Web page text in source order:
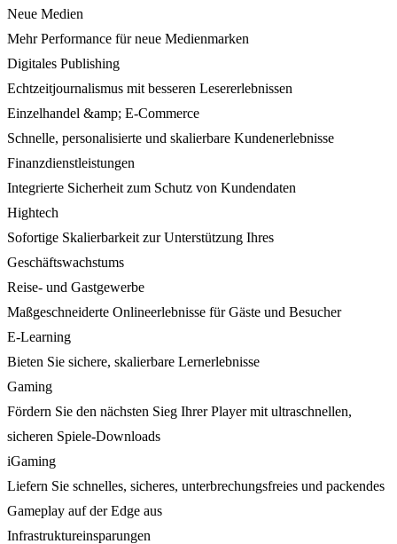
Neue Medien
Mehr Performance für neue Medienmarken
Digitales Publishing
Echtzeitjournalismus mit besseren Lesererlebnissen
Einzelhandel &amp; E-Commerce
Schnelle, personalisierte und skalierbare Kundenerlebnisse
Finanzdienstleistungen
Integrierte Sicherheit zum Schutz von Kundendaten
Hightech
Sofortige Skalierbarkeit zur Unterstützung Ihres
Geschäftswachstums
Reise- und Gastgewerbe
Maßgeschneiderte Onlineerlebnisse für Gäste und Besucher
E-Learning
Bieten Sie sichere, skalierbare Lernerlebnisse
Gaming
Fördern Sie den nächsten Sieg Ihrer Player mit ultraschnellen,
sicheren Spiele-Downloads
iGaming
Liefern Sie schnelles, sicheres, unterbrechungsfreies und packendes
Gameplay auf der Edge aus
Infrastruktureinsparungen